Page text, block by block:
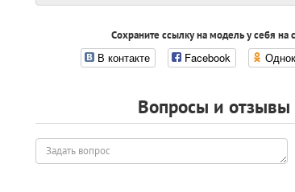
Сохраните ссылку на модель у себя на
В контакте Facebook
Вопросы и отзывы
Задать
вопрос